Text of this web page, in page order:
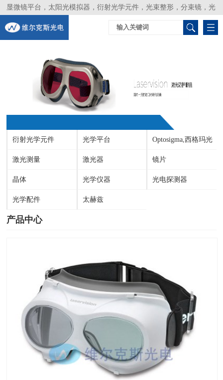
显微镜平台，太阳光模拟器，衍射光学元件，光束整形，分束镜，光
谱仪，生物激光器，光束分析仪，Layertec
衍射光学元件 光学平台 Optosigma,西格玛光
机
激光测量 激光器 镜片
晶体 光学仪器 光电探测器
光学配件 太赫兹
产品中心